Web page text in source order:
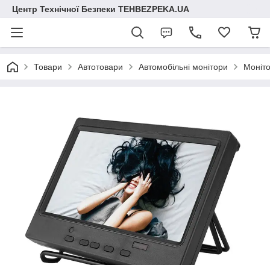
Центр Технічної Безпеки TEHBEZPEKA.UA
Товари Автотовари Автомобільні монітори